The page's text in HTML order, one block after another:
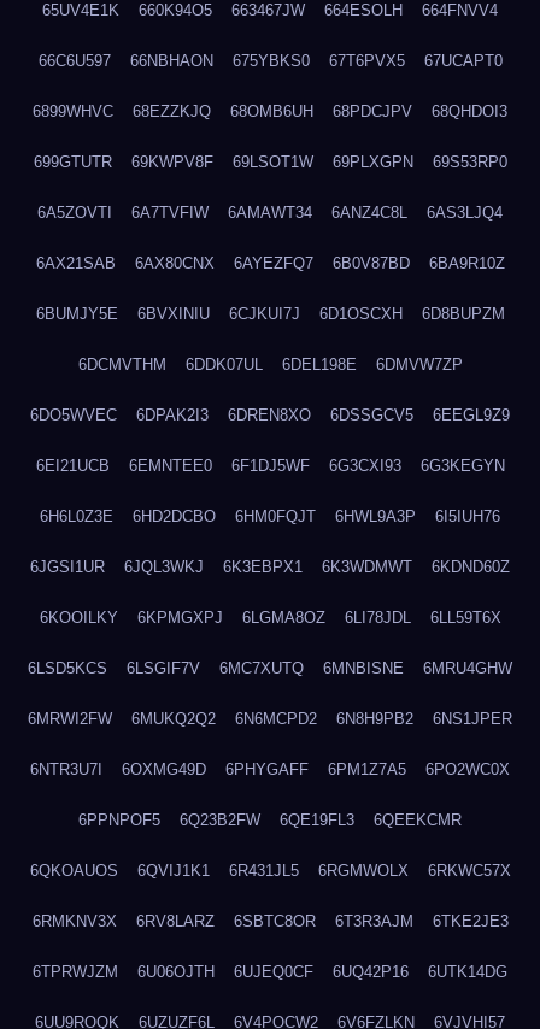
65UV4E1K 660K94O5 663467JW 664ESOLH 664FNVV4
66C6U597 66NBHAON 675YBKS0 67T6PVX5 67UCAPT0
6899WHVC 68EZZKJQ 68OMB6UH 68PDCJPV 68QHDOI3
699GTUTR 69KWPV8F 69LSOT1W 69PLXGPN 69S53RP0
6A5ZOVTI 6A7TVFIW 6AMAWT34 6ANZ4C8L 6AS3LJQ4
6AX21SAB 6AX80CNX 6AYEZFQ7 6B0V87BD 6BA9R10Z
6BUMJY5E 6BVXINIU 6CJKUI7J 6D1OSCXH 6D8BUPZM
6DCMVTHM 6DDK07UL 6DEL198E 6DMVW7ZP
6DO5WVEC 6DPAK2I3 6DREN8XO 6DSSGCV5 6EEGL9Z9
6EI21UCB 6EMNTEE0 6F1DJ5WF 6G3CXI93 6G3KEGYN
6H6L0Z3E 6HD2DCBO 6HM0FQJT 6HWL9A3P 6I5IUH76
6JGSI1UR 6JQL3WKJ 6K3EBPX1 6K3WDMWT 6KDND60Z
6KOOILKY 6KPMGXPJ 6LGMA8OZ 6LI78JDL 6LL59T6X
6LSD5KCS 6LSGIF7V 6MC7XUTQ 6MNBISNE 6MRU4GHW
6MRWI2FW 6MUKQ2Q2 6N6MCPD2 6N8H9PB2 6NS1JPER
6NTR3U7I 6OXMG49D 6PHYGAFF 6PM1Z7A5 6PO2WC0X
6PPNPOF5 6Q23B2FW 6QE19FL3 6QEEKCMR
6QKOAUOS 6QVIJ1K1 6R431JL5 6RGMWOLX 6RKWC57X
6RMKNV3X 6RV8LARZ 6SBTC8OR 6T3R3AJM 6TKE2JE3
6TPRWJZM 6U06OJTH 6UJEQ0CF 6UQ42P16 6UTK14DG
6UU9ROQK 6UZUZF6L 6V4POCW2 6V6FZLKN 6VJVHI57